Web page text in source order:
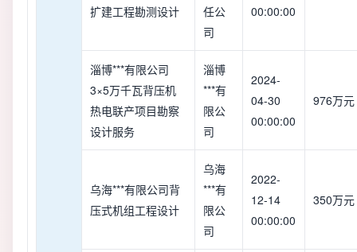
扩建工程勘测设计
任公
司
00:00:00
淄博***有限公司
3×5万千瓦背压机
热电联产项目勘察
设计服务
淄博
***有
限公
司
2024-
04-30
00:00:00
976万元
乌海***有限公司背
压式机组工程设计
乌海
***有
限公
司
2022-
12-14
00:00:00
350万元